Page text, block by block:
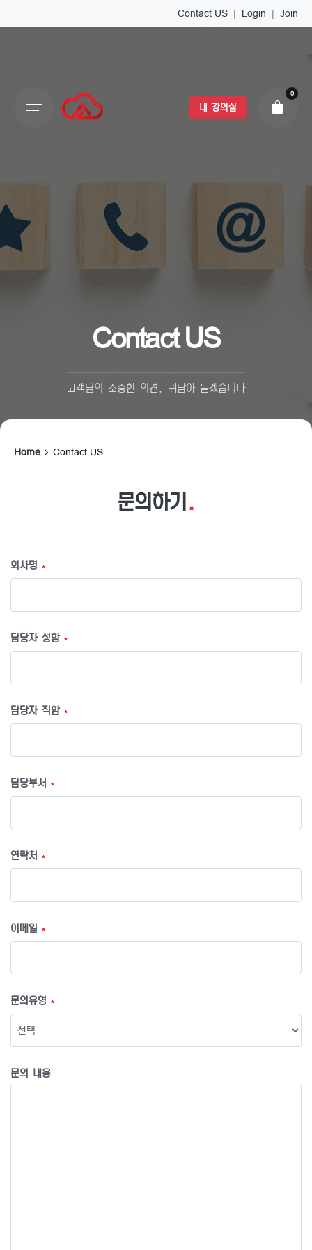
Join
|
Login
|
Contact US
내 강의실
0
Contact US
고객님의 소중한 의견, 귀담아 듣겠습니다
Home Contact US
문의하기 .
회사명 *
담당자 성함 *
담당자 직함 *
담당부서 *
연락처 *
이메일 *
문의유형 *
문의 내용